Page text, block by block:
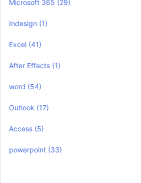
Microsoft 365 (29)
Indesign (1)
Excel (41)
After Effects (1)
word (54)
Outlook (17)
Access (5)
powerpoint (33)